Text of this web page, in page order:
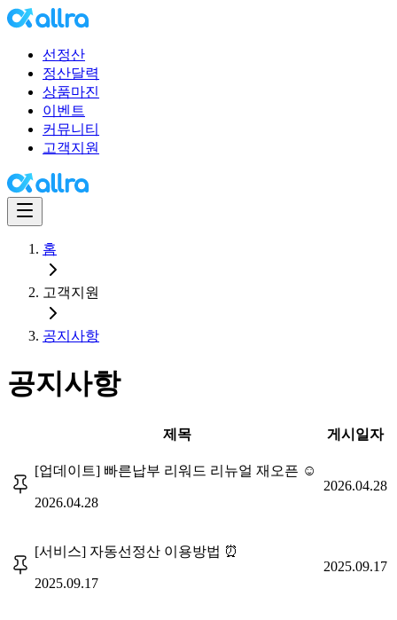
선정산
정산달력
상품마진
이벤트
커뮤니티
고객지원
홈
고객지원
공지사항
공지사항
제목 게시일자
[업데이트] 빠른납부 리워드 리뉴얼 재오픈 ☺️
2026.04.28
2026.04.28
[서비스] 자동선정산 이용방법 ⏰
2025.09.17
2025.09.17